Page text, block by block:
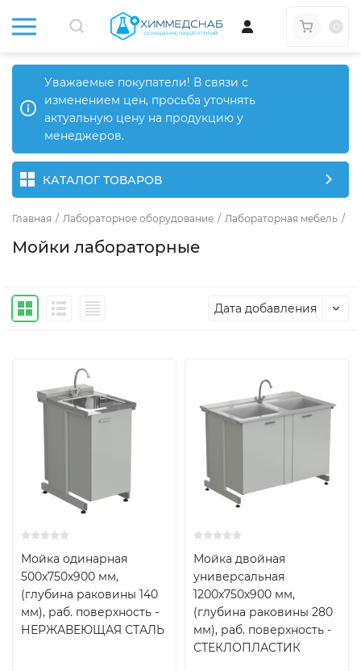
Уважаемые покупатели! В связи с
изменением цен, просьба уточнять
актуальную цену на продукцию у
менеджеров.
КАТАЛОГ ТОВАРОВ
Главная / Лабораторное оборудование / Лабораторная мебель /
Мойки лабораторные
Дата добавления
Мойка одинарная
500х750х900 мм,
(глубина раковины 140
мм), раб. поверхность -
НЕРЖАВЕЮЩАЯ СТАЛЬ
Мойка двойная
универсальная
1200х750х900 мм,
(глубина раковины 280
мм), раб. поверхность -
СТЕКЛОПЛАСТИК